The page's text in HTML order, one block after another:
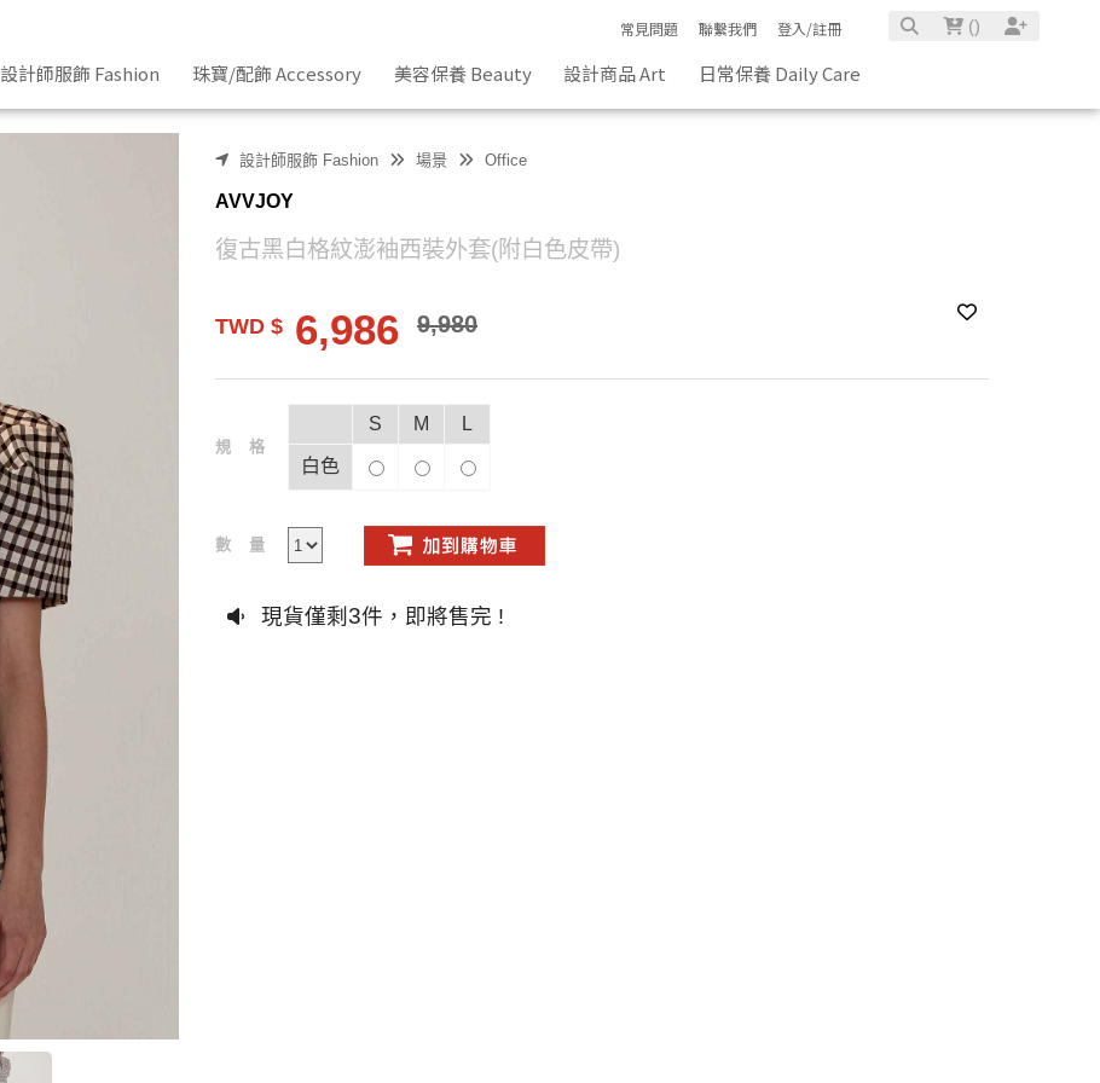
常見問題 聯繫我們 登入/註冊 ()
設計師服飾 Fashion 珠寶/配飾 Accessory 美容保養 Beauty 設計商品 Art 日常保養 Daily Care
設計師服飾 Fashion 場景 Office
AVVJOY
復古黑白格紋澎袖西裝外套(附白色皮帶)
TWD $ 6,986 9,980
規格
S M L
白色
數量
現貨僅剩 3件，即將售完 !